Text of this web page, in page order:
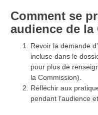
Comment se
audience de la
Revoir la demande
incluse dans le
pour plus de
la Commission).
Réfléchir aux
pendant l’audience